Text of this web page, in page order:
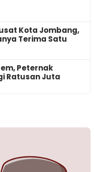
Kota Jombang,
Terima Satu
Peternak
Ratusan Juta